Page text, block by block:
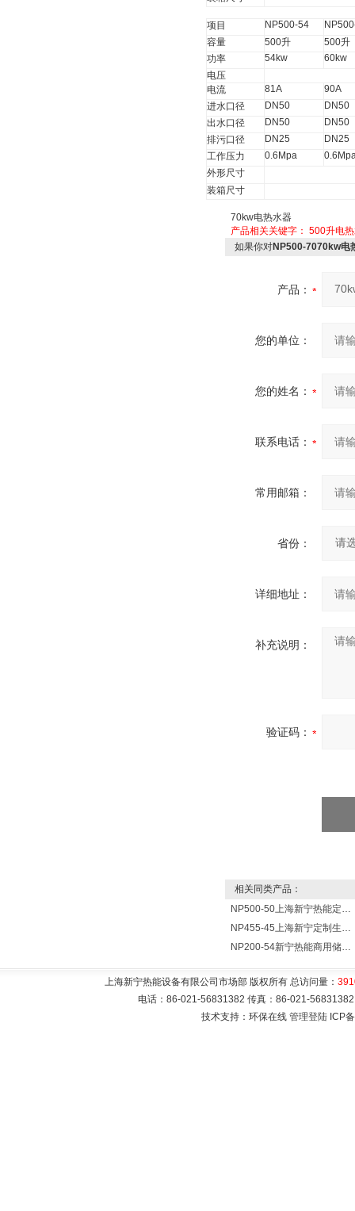
项目 NP500-54
容量
500升 500升
功率
54kw
60kw
电压
电流
81A
90A
进水口径
DN50
DN50
出水口径
DN50
DN50
排污口径
DN25
DN25
工作压力
0.6Mpa
外形尺寸
装箱尺寸
70kw电热水器
产品相关关键字： 500升电
如果你对NP500-7070kw电
产品：
您的单位：
您的姓名：
联系电话：
常用邮箱：
省份：
详细地址：
补充说明：
验证码：
相关同类产品：
NP500-50上海新宁热能定制各式不锈钢水箱容器
NP455-45上海新宁定制生产各式不锈钢容器
NP200-54新宁热能商用储水式电热水器V=200升N=54千瓦
上海新宁热能设备有限公司市场部 版权所有 总访问量：
电话：86-021-56831382 传真：86-021-
技术支持：环保在线 管理登陆 ICP